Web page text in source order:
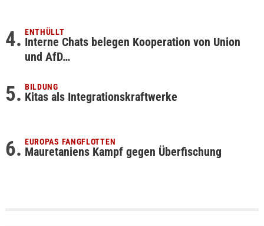
ENTHÜLLT
Interne Chats belegen Kooperation von Union
und AfD…
BILDUNG
Kitas als Integrationskraftwerke
EUROPAS FANGFLOTTEN
Mauretaniens Kampf gegen Überfischung